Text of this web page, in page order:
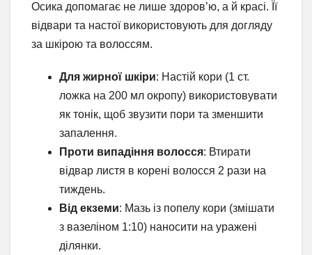
Осика допомагає не лише здоров’ю, а й красі. Її
відвари та настої використовують для догляду
за шкірою та волоссям.
Для жирної шкіри: Настій кори (1 ст.
ложка на 200 мл окропу) використовувати
як тонік, щоб звузити пори та зменшити
запалення.
Проти випадіння волосся: Втирати
відвар листя в корені волосся 2 рази на
тиждень.
Від екземи: Мазь із попелу кори (змішати
з вазеліном 1:10) наносити на уражені
ділянки.